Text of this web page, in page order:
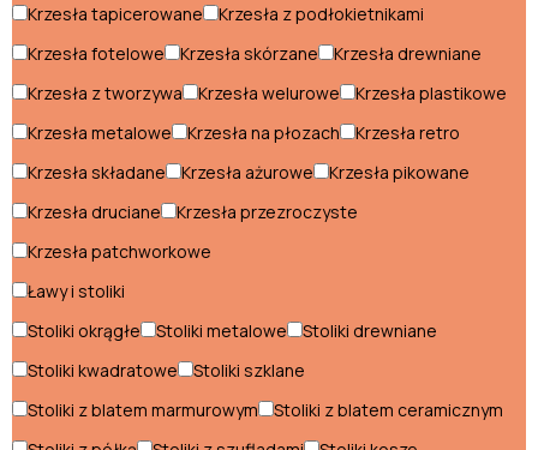
Meblościanki
Narożniki
Półki
Pufy
Stelaże pod materac
Stoły
Szafki nocne
Krzesła tapicerowane
Krzesła z podłokietnikami
Krzesła fotelowe
Krzesła skórzane
Krzesła drewniane
Krzesła z tworzywa
Krzesła welurowe
Krzesła plastikowe
Krzesła metalowe
Krzesła na płozach
Krzesła retro
Krzesła składane
Krzesła ażurowe
Krzesła pikowane
Krzesła druciane
Krzesła przezroczyste
Krzesła patchworkowe
Ławy i stoliki
Stoliki okrągłe
Stoliki metalowe
Stoliki drewniane
Stoliki kwadratowe
Stoliki szklane
Stoliki z blatem marmurowym
Stoliki z blatem ceramicznym